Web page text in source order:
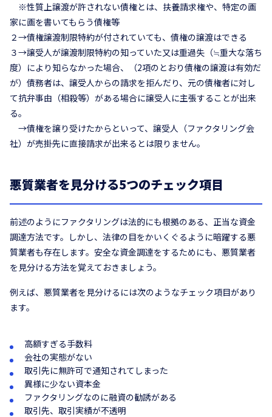
※性質上譲渡が許されない債権とは、扶養請求権や、特定の画
家に画を書いてもらう債権等
２→債権譲渡制限特約が付されていても、債権の譲渡はできる
３→譲受人が譲渡制限特約の知っていた又は重過失（≒重大な落ち
度）により知らなかった場合、（2項のとおり債権の譲渡は有効だ
が）債務者は、譲受人からの請求を拒んだり、元の債権者に対し
て抗弁事由（相殺等）がある場合に譲受人に主張することが出来
る。
→債権を譲り受けたからといって、譲受人（ファクタリング会
社）が売掛先に直接請求が出来るとは限りません。
悪質業者を見分ける5つのチェック項目
前述のようにファクタリングは法的にも根拠のある、正当な資金
調達方法です。しかし、法律の目をかいくぐるように暗躍する悪
質業者も存在します。安全な資金調達をするためにも、悪質業者
を見分ける方法を覚えておきましょう。
例えば、悪質業者を見分けるには次のようなチェック項目があり
ます。
高額すぎる手数料
会社の実態がない
取引先に無許可で通知されてしまった
異様に少ない資本金
ファクタリングなのに融資の勧誘がある
取引先、取引実績が不透明